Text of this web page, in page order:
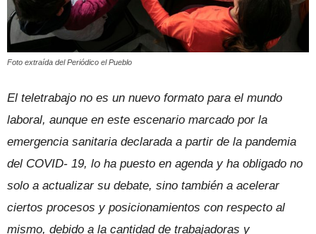
Foto extraída del Periódico el Pueblo
El teletrabajo no es un nuevo formato para el mundo
laboral, aunque en este escenario marcado por la
emergencia sanitaria declarada a partir de la pandemia
del COVID- 19, lo ha puesto en agenda y ha obligado no
solo a actualizar su debate, sino también a acelerar
ciertos procesos y posicionamientos con respecto al
mismo, debido a la cantidad de trabajadoras y